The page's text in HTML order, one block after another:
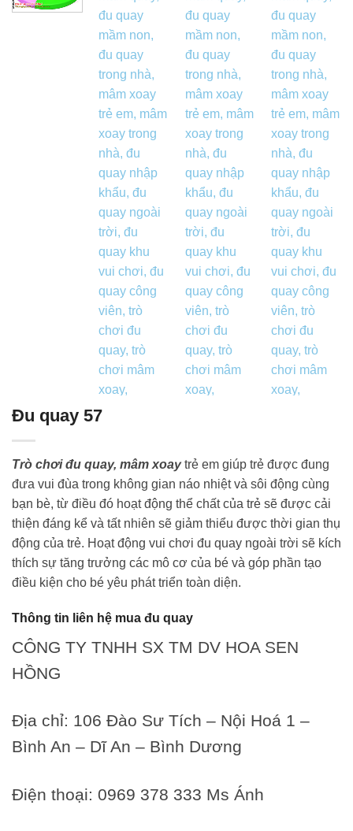
Đu quay 57
Trò chơi đu quay, mâm xoaytrẻ em giúp trẻ được đung
đưa vui đùa trong không gian náo nhiệt và sôi động cùng
bạn bè, từ điều đó hoạt động thể chất của trẻ sẽ được cải
thiện đáng kể và tất nhiên sẽ giảm thiểu được thời gian thụ
động của trẻ. Hoạt động vui chơi đu quay ngoài trời sẽ kích
thích sự tăng trưởng các mô cơ của bé và góp phần tạo
điều kiện cho bé yêu phát triển toàn diện.
Thông tin liên hệ mua đu quay
CÔNG TY TNHH SX TM DV HOA SEN
HỒNG
Địa chỉ: 106 Đào Sư Tích – Nội Hoá 1 –
Bình An – Dĩ An – Bình Dương
Điện thoại: 0969 378 333 Ms Ánh